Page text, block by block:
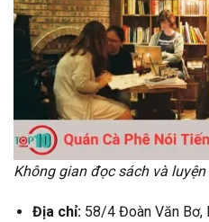
Không gian đọc sách và
Địa chỉ:58/4 Đoàn Văn Bơ,